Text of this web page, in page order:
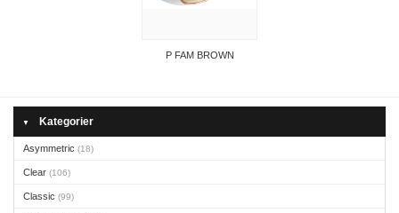
▼ Kategorier
Asymmetric (18)
Clear (106)
Classic (99)
P FAM BROWN